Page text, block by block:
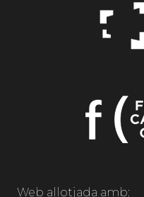
Web allotjada amb: